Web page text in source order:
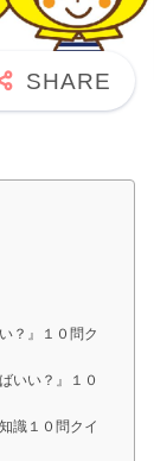
？』１０問ク
いい？』１０
識１０問クイ